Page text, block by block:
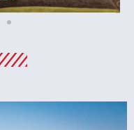
מציאת מלון
לחצו
פה!